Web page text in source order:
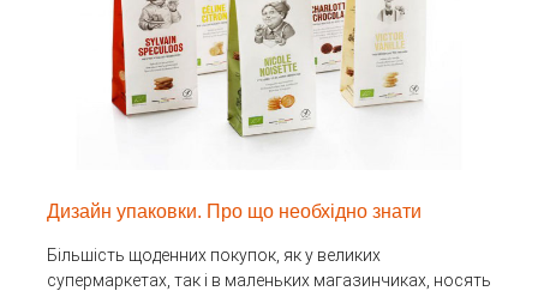
Дизайн упаковки. Про що необхідно знати
Більшість щоденних покупок, як у великих
супермаркетах, так і в маленьких магазинчиках, носять